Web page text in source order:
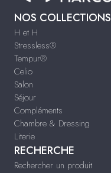
NOS COLLECTIONS
H et H
Stressless®
Tempur®
Celio
Salon
Séjour
Compléments
Chambre & Dressing
Literie
RECHERCHE
Rechercher un produit